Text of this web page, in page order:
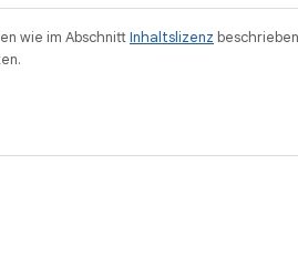
wie im AbschnittInhaltslizenz